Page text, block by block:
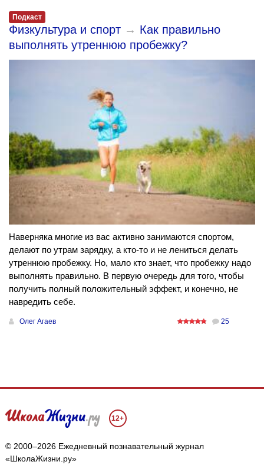
Подкаст
Физкультура и спорт → Как правильно
выполнять утреннюю пробежку?
Наверняка многие из вас активно занимаются спортом,
делают по утрам зарядку, а кто-то и не лениться делать
утреннюю пробежку. Но, мало кто знает, что пробежку надо
выполнять правильно. В первую очередь для того, чтобы
получить полный положительный эффект, и конечно, не
навредить себе.
Олег Агаев 25
12+
© 2000–2026 Ежедневный познавательный журнал
«ШколаЖизни.ру»